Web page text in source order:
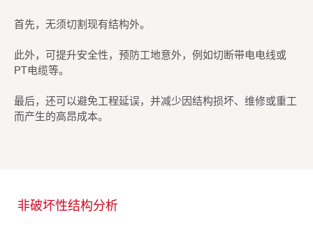
首先，无须切割现有结构外。
此外，可提升安全性，预防工地意外，例如切断带电电线或
PT电缆等。
最后，还可以避免工程延误，并减少因结构损坏、维修或重工
而产生的高昂成本。
非破坏性结构分析